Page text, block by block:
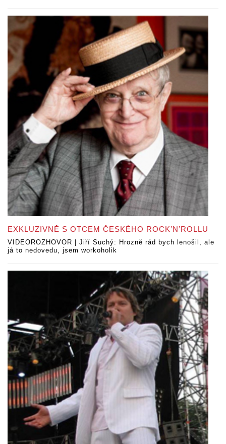
EXKLUZIVNĚ S OTCEM ČESKÉHO ROCK’N’ROLLU
VIDEOROZHOVOR | Jiří Suchý: Hrozně rád bych lenošil, ale
já to nedovedu, jsem workoholik